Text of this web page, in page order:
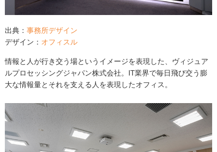
出典： 事務所デザイン
デザイン： オフィスル
情報と人が行き交う場というイメージを表現した、ヴィジュア
ルプロセッシングジャパン株式会社。IT業界で毎日飛び交う膨
大な情報量とそれを支える人を表現したオフィス。